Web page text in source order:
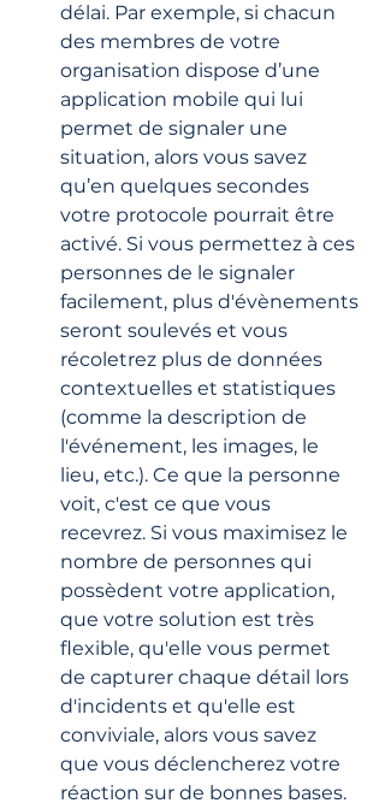
délai. Par exemple, si chacun
des membres de votre
organisation dispose d’une
application mobile qui lui
permet de signaler une
situation, alors vous savez
qu’en quelques secondes
votre protocole pourrait être
activé. Si vous permettez à ces
personnes de le signaler
facilement, plus d'évènements
seront soulevés et vous
récoletrez plus de données
contextuelles et statistiques
(comme la description de
l'événement, les images, le
lieu, etc.). Ce que la personne
voit, c'est ce que vous
recevrez. Si vous maximisez le
nombre de personnes qui
possèdent votre application,
que votre solution est très
flexible, qu'elle vous permet
de capturer chaque détail lors
d'incidents et qu'elle est
conviviale, alors vous savez
que vous déclencherez votre
réaction sur de bonnes bases.